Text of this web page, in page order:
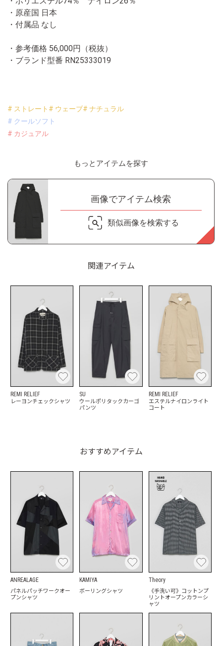
・原産国 日本
・付属品 なし
・参考価格 56,000円（税抜）
・ブランド型番 RN25333019
# ストレート # ウェーブ# ナチュラル
# クールソフト
# カジュアル
もっとアイテムを探す
画像でアイテム検索
類似画像を検索する
関連アイテム
REMI RELIEF
レーヨンチェックシャツ
SU
ウールポリタックカーゴ
パンツ
REMI RELIEF
エステルナイロンライト
コート
おすすめアイテム
ANREALAGE
パネルパッチワークオー
プンシャツ
KAMIYA
ボーリングシャツ
Theory
《手洗い可》コットンプ
リントオープンカラーシ
ャツ